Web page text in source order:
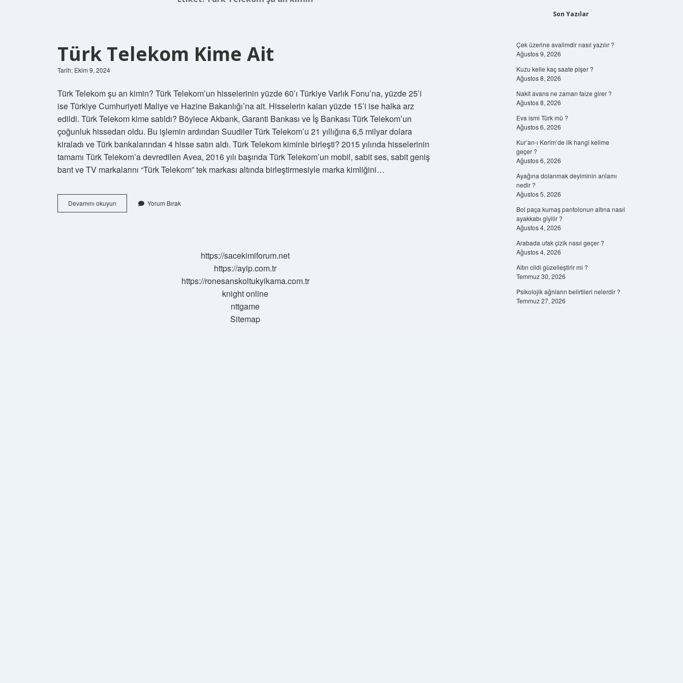
Türk Telekom Kime Ait
Tarih: Ekim 9, 2024
Türk Telekom şu an kimin? Türk Telekom’un hisselerinin yüzde 60’ı Türkiye Varlık Fonu’na, yüzde 25’i
ise Türkiye Cumhuriyeti Maliye ve Hazine Bakanlığı’na ait. Hisselerin kalan yüzde 15’i ise halka arz
edildi. Türk Telekom kime satıldı? Böylece Akbank, Garanti Bankası ve İş Bankası Türk Telekom’un
çoğunluk hissedarı oldu. Bu işlemin ardından Suudiler Türk Telekom’u 21 yıllığına 6,5 ​​milyar dolara
kiraladı ve Türk bankalarından 4 hisse satın aldı. Türk Telekom kiminle birleşti? 2015 yılında hisselerinin
tamamı Türk Telekom’a devredilen Avea, 2016 yılı başında Türk Telekom’un mobil, sabit ses, sabit geniş
bant ve TV markalarını “Türk Telekom” tek markası altında birleştirmesiyle marka kimliğini…
Devamını okuyun
Telekom
Yorum Bırak
https://sacekimiforum.net
https://ayip.com.tr
https://ronesanskoltukyikama.com.tr
knight online
nttgame
Sitemap
Son Yazılar
Çek üzerine avalimdir nasıl yazılır ?
Ağustos 9, 2026
Kuzu kelle kaç saate pişer ?
Ağustos 8, 2026
Nakit avans ne zaman faize girer ?
Ağustos 8, 2026
Eva ismi Türk mü ?
Ağustos 6, 2026
Kur’an-ı Kerim’de ilk hangi kelime
geçer ?
Ağustos 6, 2026
Ayağına dolanmak deyiminin anlamı
nedir ?
Ağustos 5, 2026
Bol paça kumaş pantolonun altına nasıl
ayakkabı giyilir ?
Ağustos 4, 2026
Arabada ufak çizik nasıl geçer ?
Ağustos 4, 2026
Altın cildi güzelleştirir mi ?
Temmuz 30, 2026
Psikolojik ağrıların belirtileri nelerdir ?
Temmuz 27, 2026